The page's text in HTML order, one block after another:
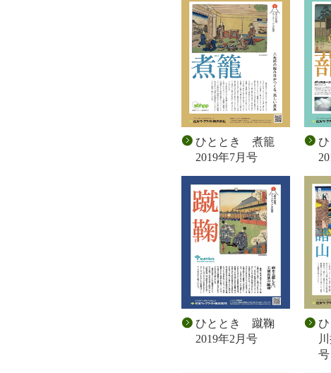
ひととき 煮籠
2019年7月号
ひととき 蹴鞠
2019年2月号
号